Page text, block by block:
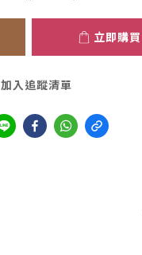
立即購買
加入追蹤清單